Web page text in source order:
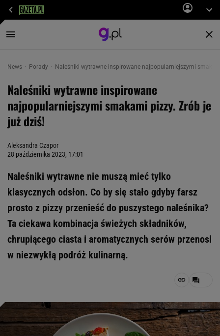
News Porady Naleśniki wytrawne inspirowane najpopularniejszymi
Naleśniki wytrawne inspirowane
najpopularniejszymi smakami pizzy. Zrób je
już dziś!
Aleksandra Czapor
28 października 2023, 17:01
Naleśniki wytrawne nie muszą mieć tylko
klasycznych odsłon. Co by się stało gdyby farsz
prosto z pizzy przenieść do puszystego naleśnika?
Ta ciekawa kombinacja świeżych składników,
chrupiącego ciasta i aromatycznych serów przenosi
w niezwykłą podróż kulinarną.